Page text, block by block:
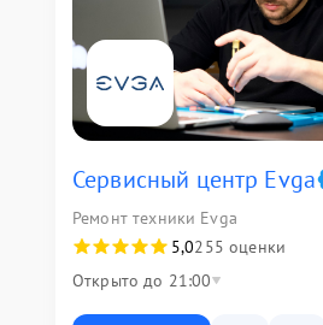
Сервисный центр Evga
Ремонт техники Evga
5,0255 оценки
Открыто до 21:00